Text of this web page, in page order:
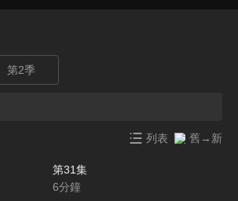
第2季
列表 舊→新
第31集
6分鐘